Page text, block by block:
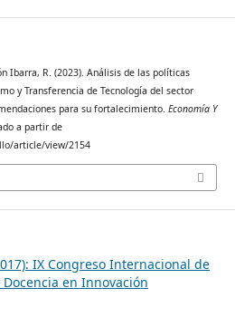
Ibarra, R. (2023). Análisis de las políticas
y Transferencia de Tecnología del sector
para su fortalecimiento. Economía Y
a partir de
article/view/2154
IX Congreso Internacional de
en Innovación